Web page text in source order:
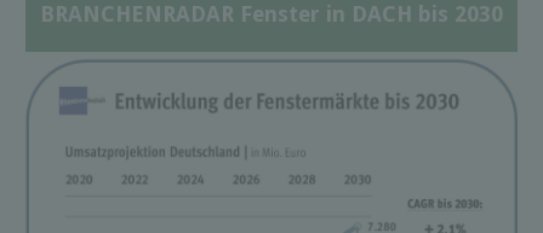
BRANCHENRADAR Fenster in DACH bis 2030